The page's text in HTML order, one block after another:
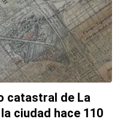
catastral de La
ciudad hace 110